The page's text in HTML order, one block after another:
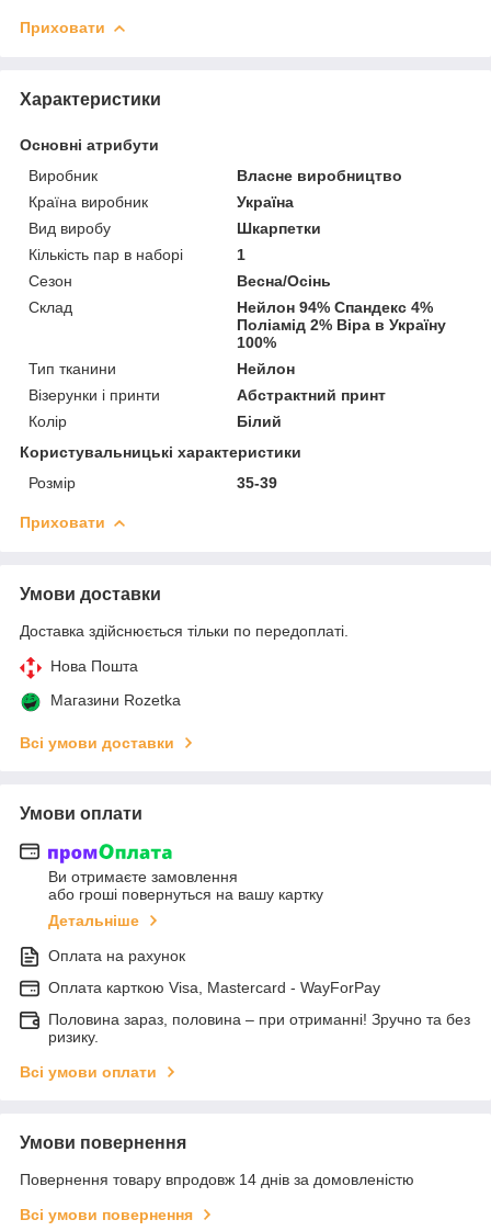
Приховати
Характеристики
Основні атрибути
Виробник
Власне виробництво
Країна виробник
Україна
Вид виробу
Шкарпетки
Кількість пар в наборі
1
Сезон
Весна/Осінь
Склад
Нейлон 94% Спандекс 4%
Поліамід 2% Віра в Україну
100%
Тип тканини
Нейлон
Візерунки і принти
Абстрактний принт
Колір
Білий
Користувальницькі характеристики
Розмір
35-39
Приховати
Умови доставки
Доставка здійснюється тільки по передоплаті.
Нова Пошта
Магазини Rozetka
Всі умови доставки
Умови оплати
Ви отримаєте замовлення
або гроші повернуться на вашу картку
Детальніше
Оплата на рахунок
Оплата карткою Visa, Mastercard - WayForPay
Половина зараз, половина – при отриманні! Зручно та без
ризику.
Всі умови оплати
Умови повернення
Повернення товару впродовж 14 днів за домовленістю
Всі умови повернення